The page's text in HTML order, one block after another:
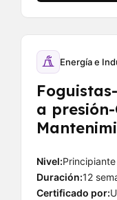
Energía e
a
Nivel:Principiante
Duración:12
Certificado por: